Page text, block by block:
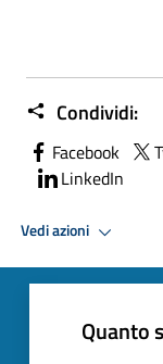
Condividi:
Facebook
LinkedIn
Vedi azioni
Quanto